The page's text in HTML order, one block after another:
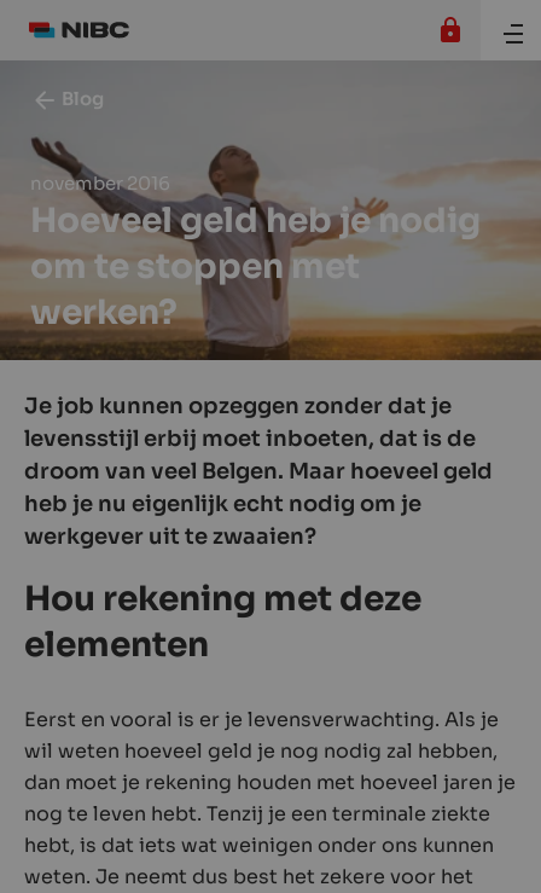
Blog
november 2016
Hoeveel geld heb je nodig
om te stoppen met
werken?
Je job kunnen opzeggen zonder dat je
levensstijl erbij moet inboeten, dat is de
droom van veel Belgen. Maar hoeveel geld
heb je nu eigenlijk echt nodig om je
werkgever uit te zwaaien?
Hou rekening met deze
elementen
Eerst en vooral is er je levensverwachting. Als je
wil weten hoeveel geld je nog nodig zal hebben,
dan moet je rekening houden met hoeveel jaren je
nog te leven hebt. Tenzij je een terminale ziekte
hebt, is dat iets wat weinigen onder ons kunnen
weten. Je neemt dus best het zekere voor het